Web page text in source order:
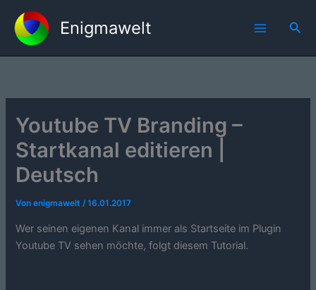
Inhalt
springen
Enigmawelt
Youtube TV Branding –
Startkanal editieren |
Deutsch
Vonenigmawelt/16.01.2017
Wer seinen eigenen Kanal immer als Startseite im Plugin
Youtube TV sehen möchte, folgt diesem Tutorial.